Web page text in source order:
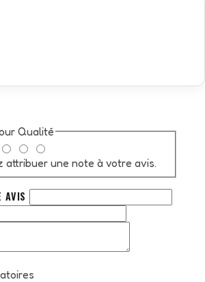
Qualité
attribuer une note à votre avis.
AVIS